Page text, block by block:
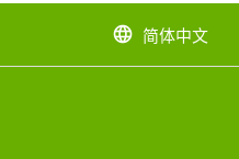
language 简体中文